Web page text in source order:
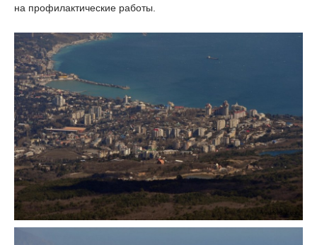
на профилактические работы.